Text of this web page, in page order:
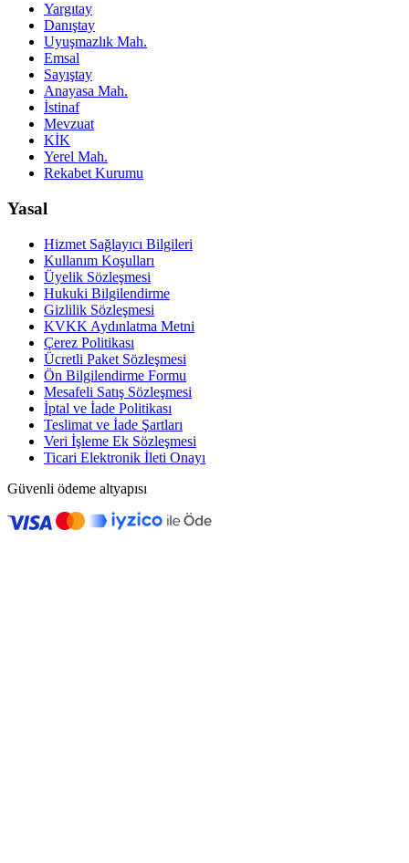
Yargıtay
Danıştay
Uyuşmazlık Mah.
Emsal
Sayıştay
Anayasa Mah.
İstinaf
Mevzuat
KİK
Yerel Mah.
Rekabet Kurumu
Yasal
Hizmet Sağlayıcı Bilgileri
Kullanım Koşulları
Üyelik Sözleşmesi
Hukuki Bilgilendirme
Gizlilik Sözleşmesi
KVKK Aydınlatma Metni
Çerez Politikası
Ücretli Paket Sözleşmesi
Ön Bilgilendirme Formu
Mesafeli Satış Sözleşmesi
İptal ve İade Politikası
Teslimat ve İade Şartları
Veri İşleme Ek Sözleşmesi
Ticari Elektronik İleti Onayı
Güvenli ödeme altyapısı